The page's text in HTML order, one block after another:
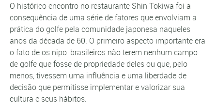
O histórico encontro no restaurante Shin Tokiwa foi a
consequência de uma série de fatores que envolviam a
prática do golfe pela comunidade japonesa naqueles
anos da década de 60. O primeiro aspecto importante era
o fato de os nipo-brasileiros não terem nenhum campo
de golfe que fosse de propriedade deles ou que, pelo
menos, tivessem uma influência e uma liberdade de
decisão que permitisse implementar e valorizar sua
cultura e seus hábitos.